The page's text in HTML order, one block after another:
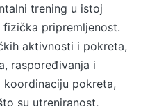
trening u istoj
pripremljenost.
aktivnosti i pokreta,
raspoređivanja i
pokreta,
su utreniranost,